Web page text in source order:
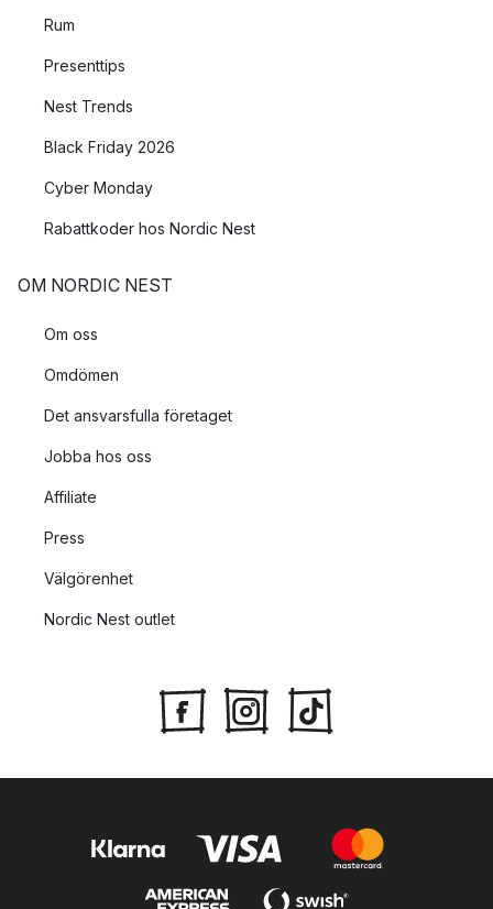
Rum
Presenttips
Nest Trends
Black Friday 2026
Cyber Monday
Rabattkoder hos Nordic Nest
OM NORDIC NEST
Om oss
Omdömen
Det ansvarsfulla företaget
Jobba hos oss
Affiliate
Press
Välgörenhet
Nordic Nest outlet